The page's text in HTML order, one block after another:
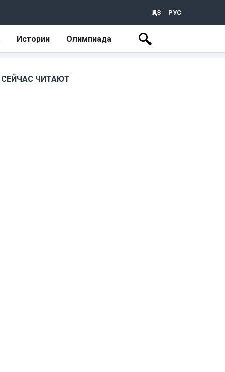
ҚАЗ РУС
Истории Олимпиада
СЕЙЧАС ЧИТАЮТ